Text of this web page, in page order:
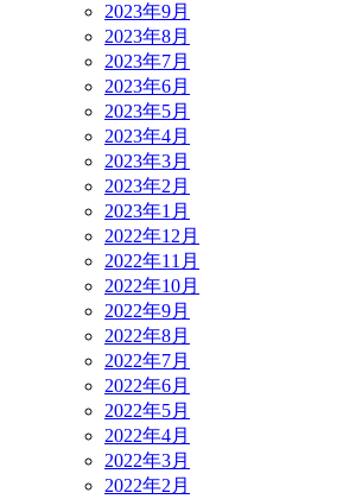
2023年9月
2023年8月
2023年7月
2023年6月
2023年5月
2023年4月
2023年3月
2023年2月
2023年1月
2022年12月
2022年11月
2022年10月
2022年9月
2022年8月
2022年7月
2022年6月
2022年5月
2022年4月
2022年3月
2022年2月